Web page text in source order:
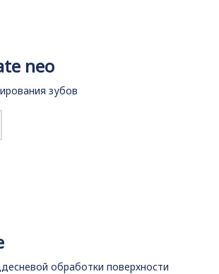
neo
зубов
обработки поверхности